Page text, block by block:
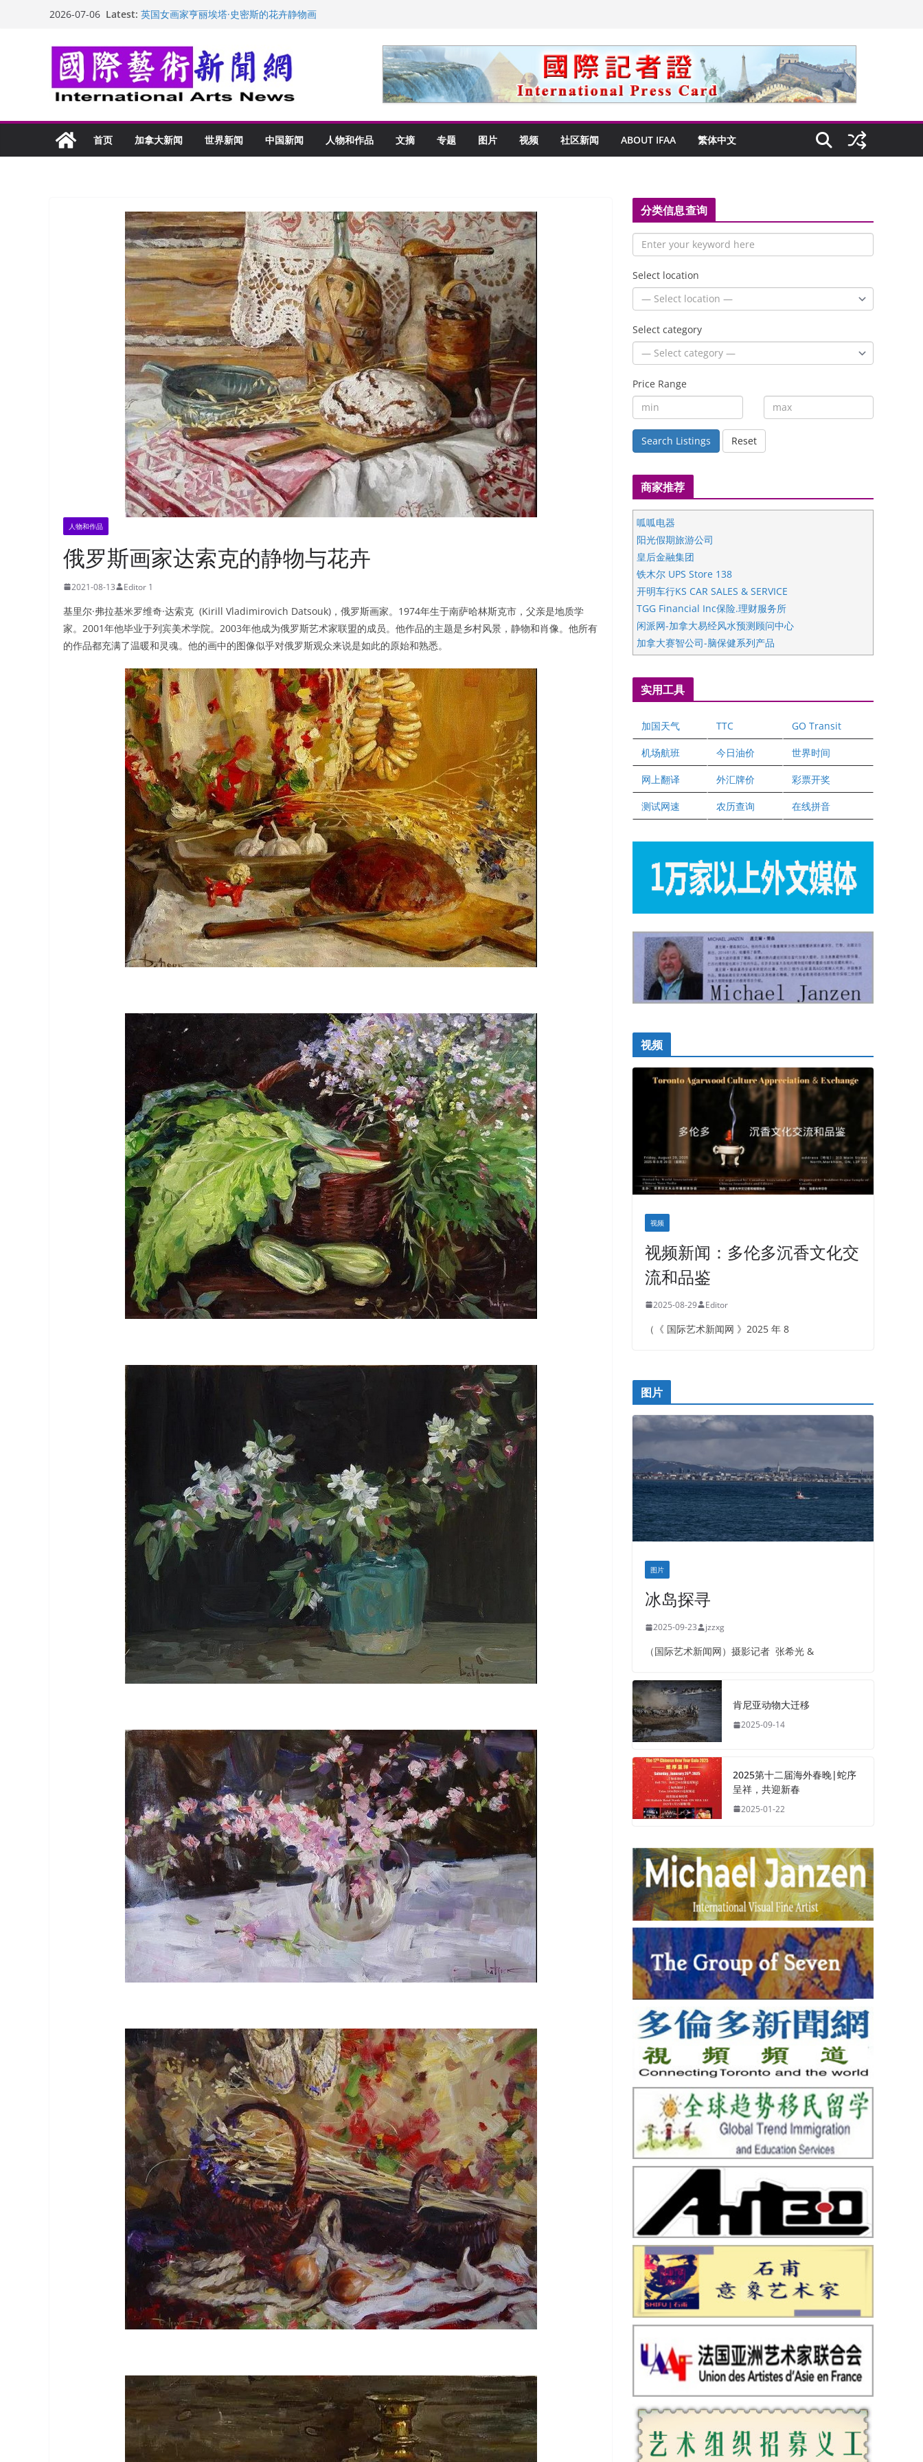
2026-07-06 Latest: “梵心”归处：一场展览 连着攀枝花的千里乡愁
玛丽安娜·卡拉切娃的绘画：幽默和难以言喻的快乐
苏方 ：“字”得其乐
首页 加拿大新闻 世界新闻 中国新闻 人物和作品 文摘 专题 图片 视频 社区新闻 ABOUT IFAA 繁体中文
人物和作品
俄罗斯画家达索克的静物与花卉
2021-08-13 Editor 1
基里尔·弗拉基米罗维奇·达索克 (Kirill Vladimirovich Datsouk)，俄罗斯画家。1974年生于南萨哈林斯克市，父亲是地质学
家。2001年他毕业于列宾美术学院。2003年他成为俄罗斯艺术家联盟的成员。他作品的主题是乡村风景，静物和肖像。他所有
的作品都充满了温暖和灵魂。他的画中的图像似乎对俄罗斯观众来说是如此的原始和熟悉。
分类信息查询
Select location
Select category
Price Range
Search Listings Reset
商家推荐
呱呱电器
阳光假期旅游公司
皇后金融集团
铁木尔 UPS Store 138
开明车行KS CAR SALES & SERVICE
TGG Financial Inc保险.理财服务所
闲派网-加拿大易经风水预测顾问中心
加拿大赛智公司-脑保健系列产品
五星国艺拍卖及评估公司
国际注册执业营养师公会
爱德华连锁酒店万锦分店
健健宝公司
二十一世纪美联地产公司
全球趋势移民留学
盛达资本
正点印艺设计
实用工具
加国天气 TTC GO Transit
机场航班 今日油价 世界时间
网上翻译 外汇牌价 彩票开奖
测试网速 农历查询 在线拼音
视频
视频
视频新闻：多伦多沉香文化交
流和品鉴
2025-08-29 Editor
（《 国际艺术新闻网 》2025 年 8
图片
图片
冰岛探寻
2025-09-23 jzzxg
（国际艺术新闻网）摄影记者 张希光 &
肯尼亚动物大迁移
2025-09-14
2025第十二届海外春晚|蛇序
呈祥，共迎新春
2025-01-22